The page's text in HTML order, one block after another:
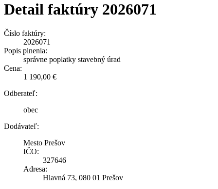
Detail faktúry 2026071
Číslo faktúry:
2026071
Popis plnenia:
správne poplatky stavebný úrad
Cena:
1 190,00 €
Odberateľ:
obec
Dodávateľ:
Mesto Prešov
IČO:
327646
Adresa:
Hlavná 73, 080 01 Prešov